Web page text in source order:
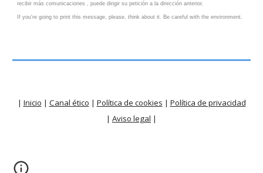
recibir más comunicaciones , puede dirigir su petición a la dirección anterior.
If you're going to print this message, please, think about it. Be careful with the environment.
| Inicio | Canal ético | Política de cookies | Política de privacidad
| Aviso legal |